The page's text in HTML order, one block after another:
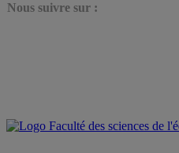
Nous suivre sur :